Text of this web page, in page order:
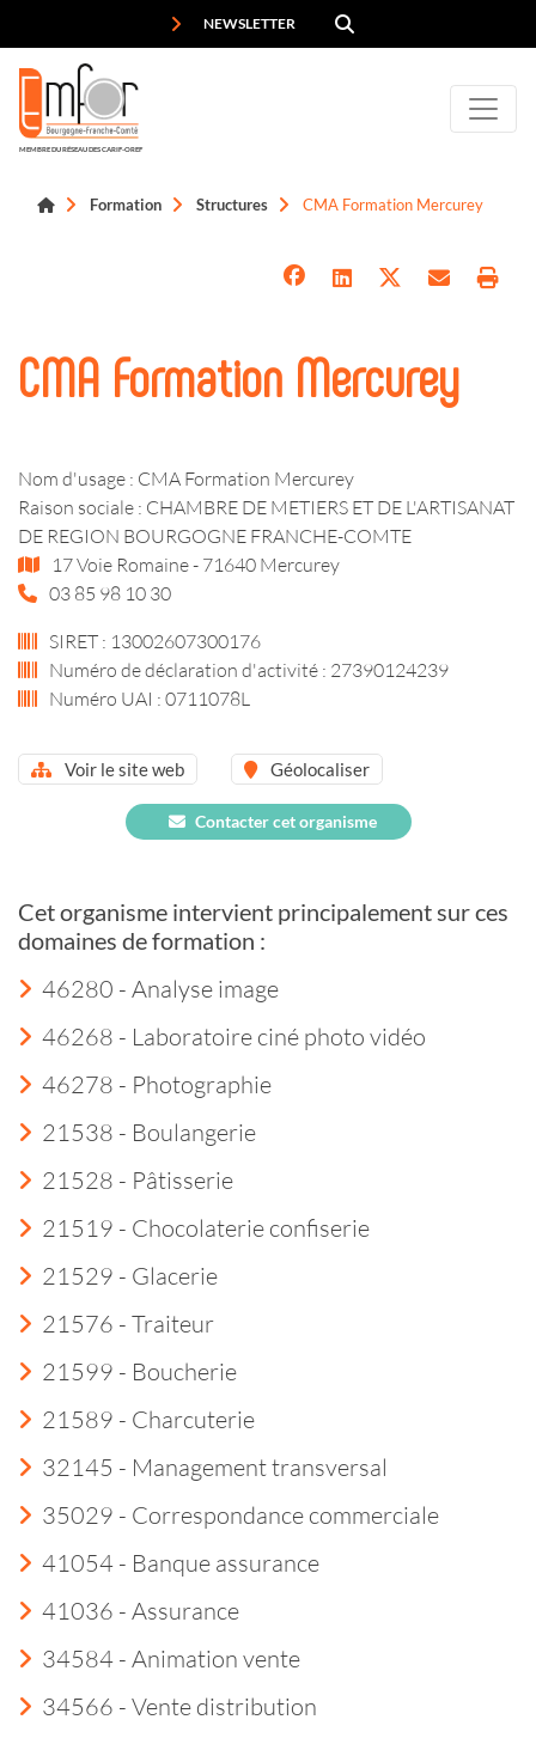
NEWSLETTER
MEMBRE DU RÉSEAU DES CARIF-OREF
Formation Structures CMA Formation Mercurey
CMA Formation Mercurey
Nom d'usage : CMA Formation Mercurey
Raison sociale : CHAMBRE DE METIERS ET DE L'ARTISANAT
DE REGION BOURGOGNE FRANCHE-COMTE
17 Voie Romaine - 71640 Mercurey
03 85 98 10 30
SIRET : 13002607300176
Numéro de déclaration d'activité : 27390124239
Numéro UAI : 0711078L
Voir le site web Géolocaliser
Contacter cet organisme
Cet organisme intervient principalement sur ces
domaines de formation :
46280 - Analyse image
46268 - Laboratoire ciné photo vidéo
46278 - Photographie
21538 - Boulangerie
21528 - Pâtisserie
21519 - Chocolaterie confiserie
21529 - Glacerie
21576 - Traiteur
21599 - Boucherie
21589 - Charcuterie
32145 - Management transversal
35029 - Correspondance commerciale
41054 - Banque assurance
41036 - Assurance
34584 - Animation vente
34566 - Vente distribution
Panneau de gestion des cookies